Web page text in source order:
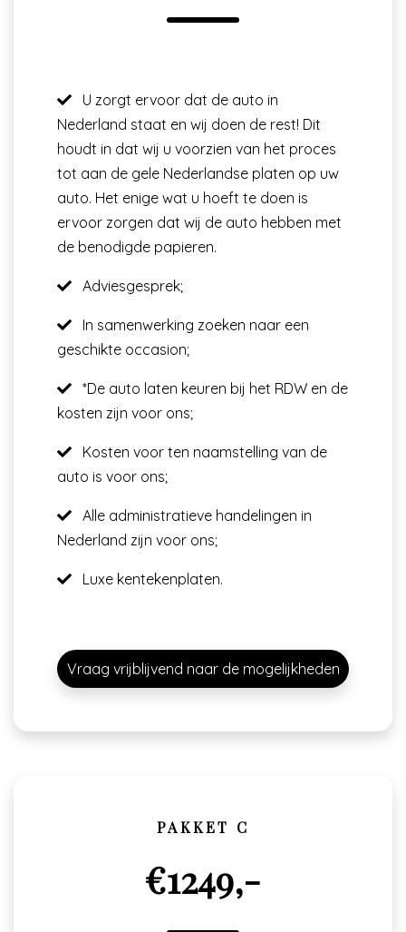
U zorgt ervoor dat de auto in
Nederland staat en wij doen de rest! Dit
houdt in dat wij u voorzien van het proces
tot aan de gele Nederlandse platen op uw
auto. Het enige wat u hoeft te doen is
ervoor zorgen dat wij de auto hebben met
de benodigde papieren.
Adviesgesprek;
In samenwerking zoeken naar een
geschikte occasion;
*De auto laten keuren bij het RDW en de
kosten zijn voor ons;
Kosten voor ten naamstelling van de
auto is voor ons;
Alle administratieve handelingen in
Nederland zijn voor ons;
Luxe kentekenplaten.
Vraag vrijblijvend naar de mogelijkheden
PAKKET C
€1249,-